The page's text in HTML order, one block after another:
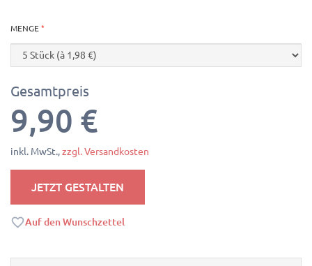
MENGE
Gesamtpreis
9,90 €
inkl. MwSt.,zzgl. Versandkosten
JETZT GESTALTEN
Auf den Wunschzettel